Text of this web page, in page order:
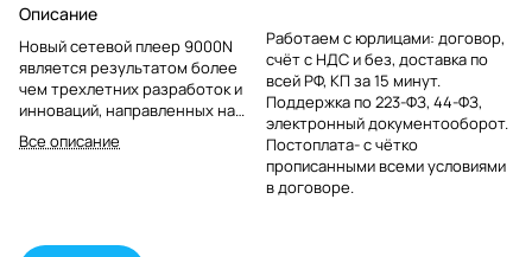
Описание
Новый сетевой плеер 9000N
является результатом более
чем трехлетних разработок и
инноваций, направленных на
обеспечение
высокостабильного
Все описание
Работаем с юрлицами: договор,
счёт с НДС и без, доставка по
всей РФ, КП за 15 минут.
Поддержка по 223-ФЗ, 44-ФЗ,
электронный документооборот.
Постоплата- с чётко
прописанными всеми условиями
в договоре.